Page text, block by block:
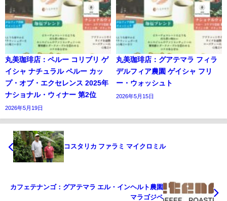
丸美珈琲店：ペルー コリブリ ゲ
イシャ ナチュラル ペルー カッ
プ・オブ・エクセレンス 2025年
ナショナル・ウィナー 第2位
2026年5月19日
丸美珈琲店：グアテマラ フィラ
デルフィア農園 ゲイシャ フリ
ー・ウォッシュト
2026年5月15日
コスタリカ ファラミ マイクロミル
カフェテナンゴ：グアテマラ エル・インヘルト農園
マラゴジペ